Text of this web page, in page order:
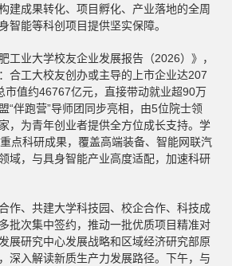
建成果转化、项目孵化、产业落地的全周
智能等科创项目提供坚实保障。
工业大学校友企业发展报告（2026）》，
合工大校友创办或主导的上市企业达207
市值约46767亿元，直接带动就业超90万
“伴跑营”导师团同步亮相，由5位院士领
，为青年创业者提供全方位成长支持。学
点科研成果，覆盖高端装备、智能网联汽
域，与具身智能产业高度适配，加速科研
作、共建大学科技园、校企合作、科技成
批次集中签约，推动一批优质项目精准对
展研究中心发展战略和区域经济研究部原
深入解读新质生产力发展路径。下午，与